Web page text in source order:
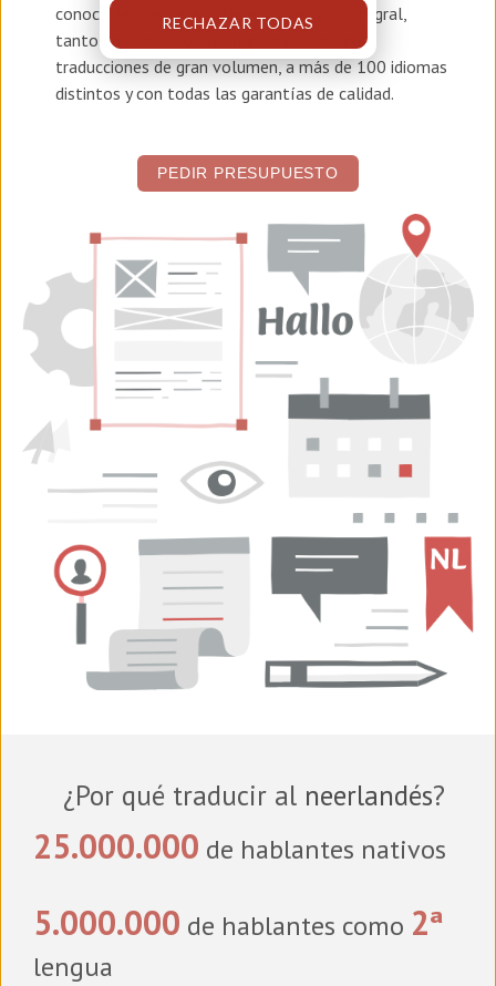
RECHAZAR TODAS
conocimientos para ofrecer un servicio integral,
tanto en traducciones urgentes, como en
traducciones de gran volumen, a más de 100 idiomas
distintos y con todas las garantías de calidad.
PEDIR PRESUPUESTO
¿Por qué traducir al neerlandés?
25.000.000 de hablantes nativos
5.000.000 de hablantes como 2ª
lengua